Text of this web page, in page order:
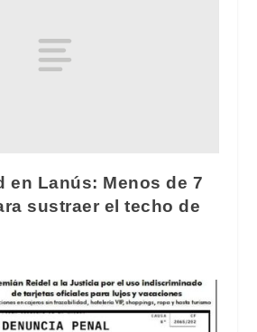
en Lanús: Menos de 7
sustraer el techo de